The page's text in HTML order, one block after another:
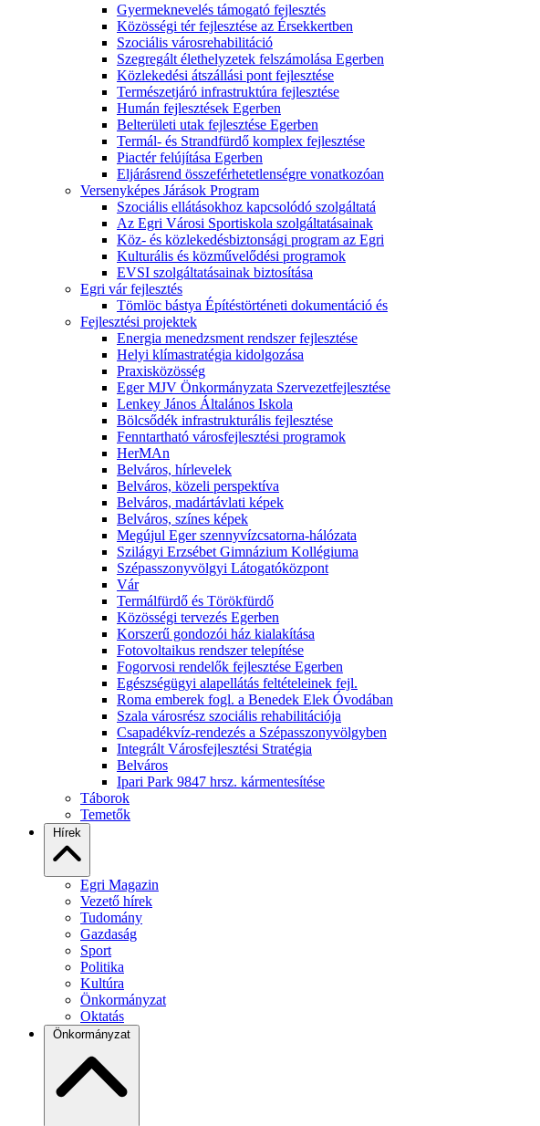
Gyermeknevelés támogató fejlesztés
Közösségi tér fejlesztése az Érsekkertben
Szociális városrehabilitáció
Szegregált élethelyzetek felszámolása Egerben
Közlekedési átszállási pont fejlesztése
Természetjáró infrastruktúra fejlesztése
Humán fejlesztések Egerben
Belterületi utak fejlesztése Egerben
Termál- és Strandfürdő komplex fejlesztése
Piactér felújítása Egerben
Eljárásrend összeférhetetlenségre vonatkozóan
Versenyképes Járások Program
Szociális ellátásokhoz kapcsolódó szolgáltatá
Az Egri Városi Sportiskola szolgáltatásainak
Köz- és közlekedésbiztonsági program az Egri
Kulturális és közművelődési programok
EVSI szolgáltatásainak biztosítása
Egri vár fejlesztés
Tömlöc bástya Építéstörténeti dokumentáció és
Fejlesztési projektek
Energia menedzsment rendszer fejlesztése
Helyi klímastratégia kidolgozása
Praxisközösség
Eger MJV Önkormányzata Szervezetfejlesztése
Lenkey János Általános Iskola
Bölcsődék infrastrukturális fejlesztése
Fenntartható városfejlesztési programok
HerMAn
Belváros, hírlevelek
Belváros, közeli perspektíva
Belváros, madártávlati képek
Belváros, színes képek
Megújul Eger szennyvízcsatorna-hálózata
Szilágyi Erzsébet Gimnázium Kollégiuma
Szépasszonyvölgyi Látogatóközpont
Vár
Termálfürdő és Törökfürdő
Közösségi tervezés Egerben
Korszerű gondozói ház kialakítása
Fotovoltaikus rendszer telepítése
Fogorvosi rendelők fejlesztése Egerben
Egészségügyi alapellátás feltételeinek fejl.
Roma emberek fogl. a Benedek Elek Óvodában
Szala városrész szociális rehabilitációja
Csapadékvíz-rendezés a Szépasszonyvölgyben
Integrált Városfejlesztési Stratégia
Belváros
Ipari Park 9847 hrsz. kármentesítése
Táborok
Temetők
Hírek
Egri Magazin
Vezető hírek
Tudomány
Gazdaság
Sport
Politika
Kultúra
Önkormányzat
Oktatás
Önkormányzat